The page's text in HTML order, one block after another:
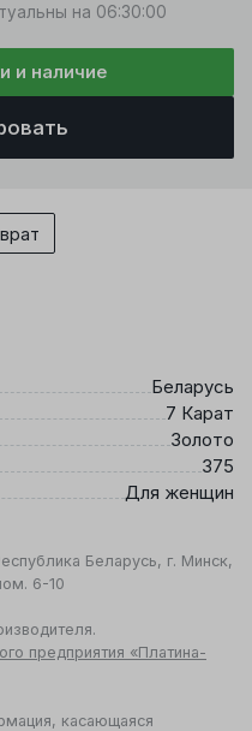
на 06:30:00
и наличие
Беларусь
7 Карат
Золото
375
Для женщин
Беларусь, г. Минск,
6-10
предприятия «Платина-
касающаяся